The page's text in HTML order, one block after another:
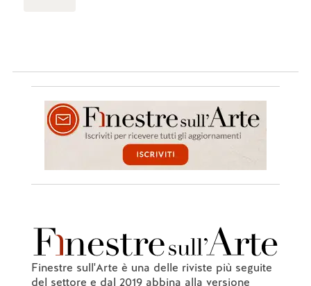
Finestre sull'Arte è una delle riviste più seguite
del settore e dal 2019 abbina alla versione